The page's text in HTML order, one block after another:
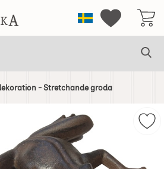
för NostalgiskaSverigeMina
- Stretchande groda